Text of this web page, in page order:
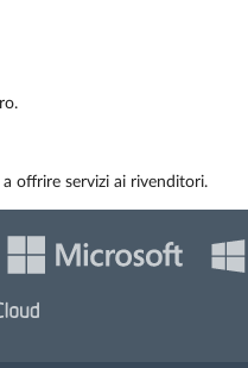
offrire servizi ai rivenditori.